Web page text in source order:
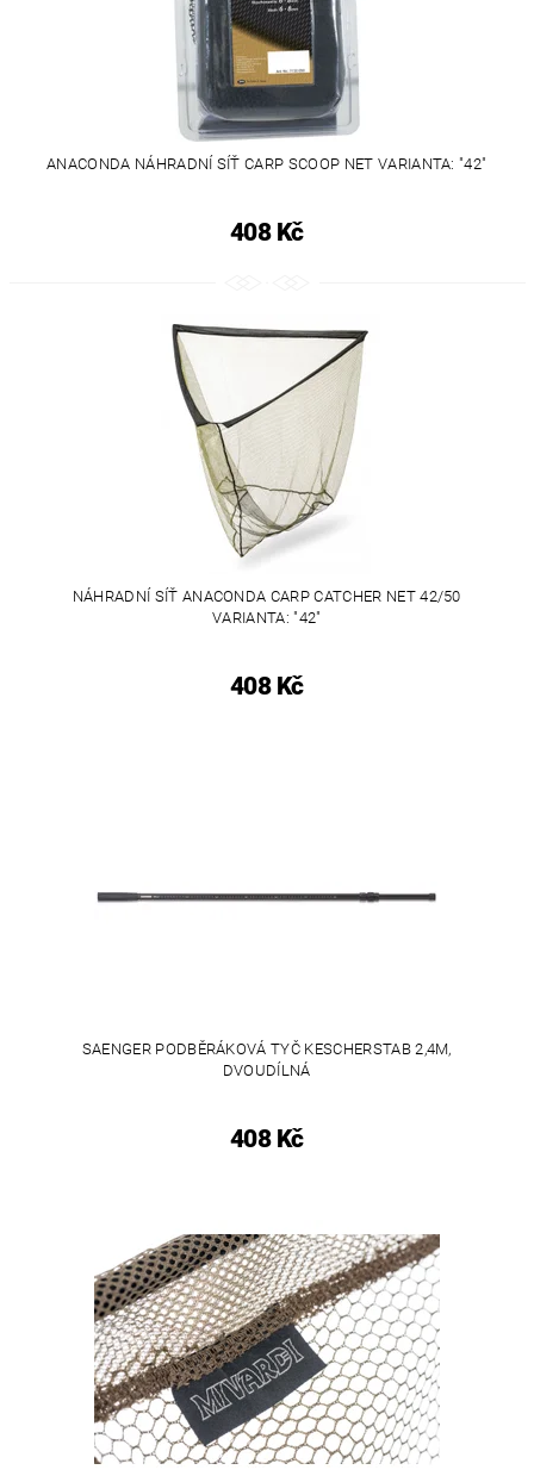
ANACONDA NÁHRADNÍ SÍŤ CARP SCOOP NET VARIANTA: "42"
408 Kč
NÁHRADNÍ SÍŤ ANACONDA CARP CATCHER NET 42/50
VARIANTA: "42"
408 Kč
SAENGER PODBĚRÁKOVÁ TYČ KESCHERSTAB 2,4M,
DVOUDÍLNÁ
408 Kč